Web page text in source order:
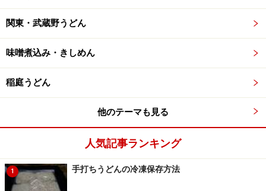
ビニールに入れて寝かす
てポケットに入れるか、お腹に巻いて体温で温める。少
し暖かい場所においておいても良い。
るとより美味しくなります。(長時間休ませるときは常温
で休ませてください。)
休ませている間に茹で湯の準備や調理の準備を進めてお
く。
関東・武蔵野うどん
味噌煮込み・きしめん
稲庭うどん
他のテーマも見る
人気記事ランキング
1 手打ちうどんの冷凍保存方法